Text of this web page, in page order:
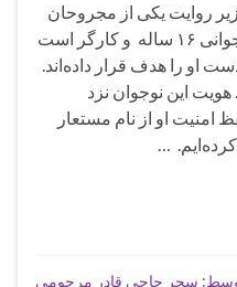
03/05 گزارش زیر روایت یکی از مجروحان
اعتراضات دی ۱۴۰۴ است. او نوجوانی ۱۶ ساله و کارگر است
۱۸دی‌ماه دست او را هدف قرار داده‌اند.
این نوجوان نزد
او از نام مستعار
…
توسط: سحر حاجی قادر مرحومی